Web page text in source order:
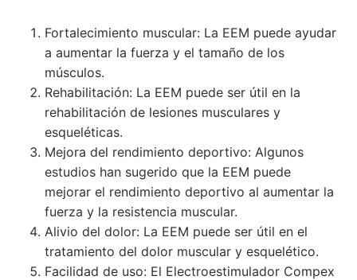
Fortalecimiento muscular: La EEM puede ayudar
a aumentar la fuerza y el tamaño de los
músculos.
Rehabilitación: La EEM puede ser útil en la
rehabilitación de lesiones musculares y
esqueléticas.
Mejora del rendimiento deportivo: Algunos
estudios han sugerido que la EEM puede
mejorar el rendimiento deportivo al aumentar la
fuerza y la resistencia muscular.
Alivio del dolor: La EEM puede ser útil en el
tratamiento del dolor muscular y esquelético.
Facilidad de uso: El Electroestimulador Compex